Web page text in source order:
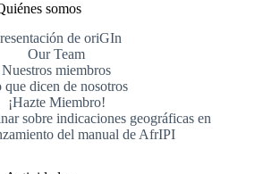
somos
de oriGIn
Our Team
Nuestros miembros
que dicen de nosotros
¡Hazte Miembro!
sobre indicaciones geográficas en
del manual de AfrIPI